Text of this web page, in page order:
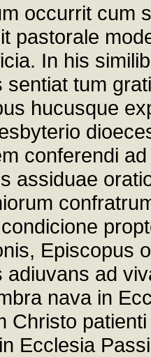
occurrit cum
pastorale
In his
tum
hucusque
conferendi
assiduae
Episcopus
adiuvans ad
nava in
Christo
Ecclesia